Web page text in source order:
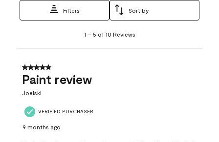
Filters Sort by
5
10
Reviews
1 – 5 of 10 Reviews
5 out of 5 stars.
Paint review
Joelski
VERIFIED PURCHASER
9 months ago